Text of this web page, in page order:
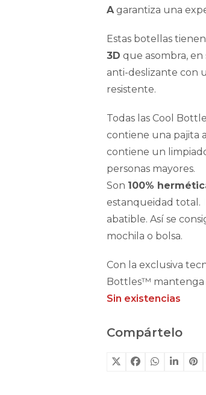
Agarantiza una
Estas botellas
3D que asombra,
anti-deslizante con
resistente.
Todas las Cool
contiene una pajita
contiene un
personas mayores.
Son 100%
estanqueidad total.
abatible. Así se
mochila o bolsa.
Con la exclusiva
Bottles™ mantenga
Sin existencias
Compártelo